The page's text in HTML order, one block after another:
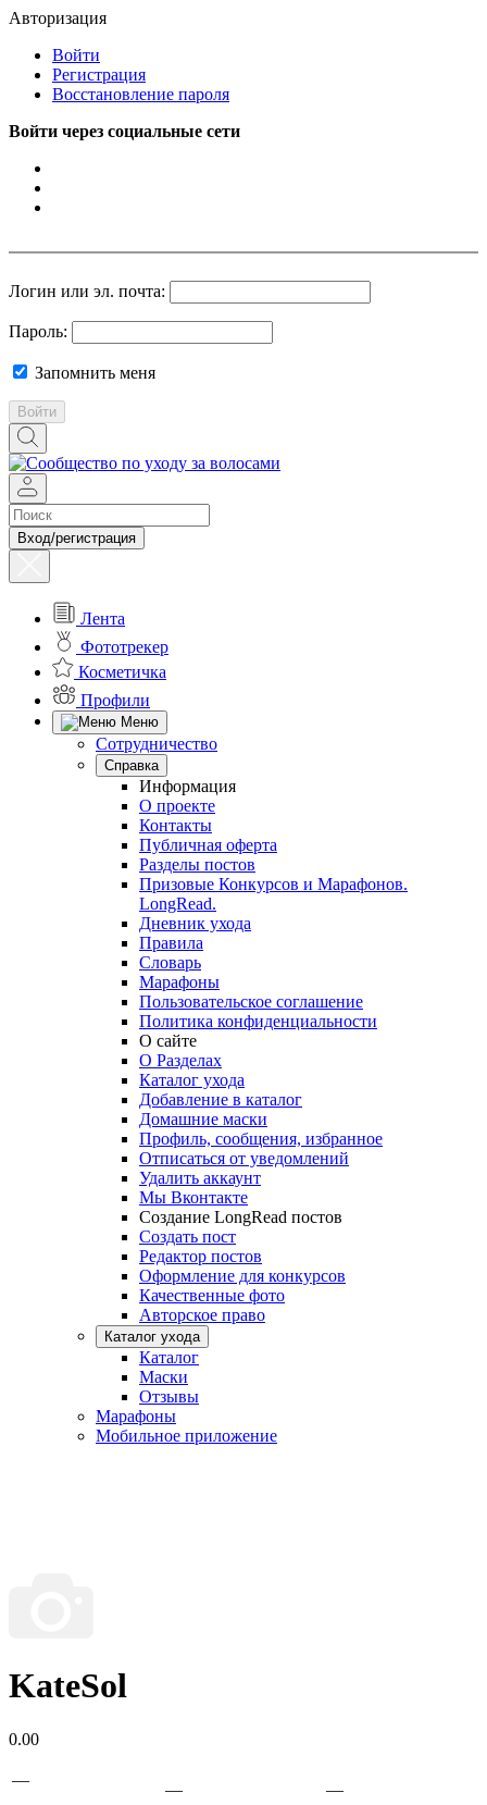
Авторизация
Войти
Регистрация
Восстановление пароля
Войти через социальные сети
Логин или эл. почта:
Пароль:
Запомнить меня
Войти
Вход/регистрация
Лента
Фототрекер
Косметичка
Профили
Меню
Сотрудничество
Справка
Информация
О проекте
Контакты
Публичная оферта
Разделы постов
Призовые Конкурсов и Марафонов.
LongRead.
Дневник ухода
Правила
Словарь
Марафоны
Пользовательское соглашение
Политика конфиденциальности
О сайте
О Разделах
Каталог ухода
Добавление в каталог
Домашние маски
Профиль, сообщения, избранное
Отписаться от уведомлений
Удалить аккаунт
Мы Вконтакте
Создание LongRead постов
Создать пост
Редактор постов
Оформление для конкурсов
Качественные фото
Авторское право
Каталог ухода
Каталог
Маски
Отзывы
Марафоны
Мобильное приложение
KateSol
0.00
—
—
—